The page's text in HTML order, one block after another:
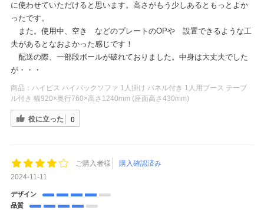
に使わせていただけると思います。高さがもう少しあるともっとよか
ったです。
また。使用中、空き などのプレートのOPや 設置できるような工
夫があるとなおよかった感じです！
配送の際、一部段ボールが破れておりました。中身は大丈夫でした
が・・・
商品： ハイビス ハイバックソファ 1人掛け パネル付き 1人用ブース テーブ
ル付き 幅920×奥行760×高さ1240mm (座面高さ430mm)
役に立った 0
ご購入者様
購入確認済み
2024-11-11
デザイン
品質